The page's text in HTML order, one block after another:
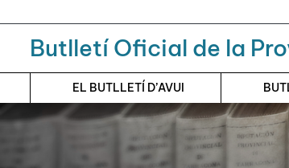
Butlletí Oficial de la
EL BUTLLETÍ D’AVUI